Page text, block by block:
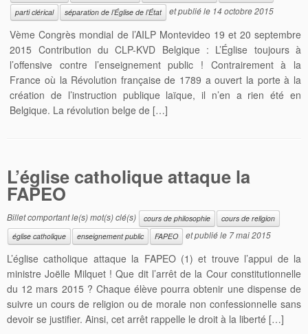
parti clérical
séparation de l’Église de l’État et publié le 14 octobre 2015
Vème Congrès mondial de l’AILP Montevideo 19 et 20 septembre
2015 Contribution du CLP-KVD Belgique : L’Église toujours à
l’offensive contre l’enseignement public ! Contrairement à la
France où la Révolution française de 1789 a ouvert la porte à la
création de l’instruction publique laïque, il n’en a rien été en
Belgique. La révolution belge de […]
L’église catholique attaque la
FAPEO
Billet comportant le(s) mot(s) clé(s) cours de philosophie
cours de religion
église catholique
enseignement public FAPEO et publié le 7 mai 2015
L’église catholique attaque la FAPEO (1) et trouve l’appui de la
ministre Joëlle Milquet ! Que dit l’arrêt de la Cour constitutionnelle
du 12 mars 2015 ? Chaque élève pourra obtenir une dispense de
suivre un cours de religion ou de morale non confessionnelle sans
devoir se justifier. Ainsi, cet arrêt rappelle le droit à la liberté […]